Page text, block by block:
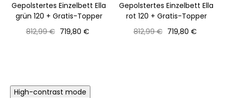
Gepolstertes Einzelbett Ella
grün 120 + Gratis-Topper
Normaler
812,99 € Preis
719,80 €
Gepolstertes Einzelbett Ella
rot 120 + Gratis-Topper
Normaler
812,99 € Preis
719,80 €
High-contrast mode